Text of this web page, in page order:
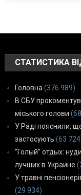
СТАТИСТИКА
Головна (376 989)
В СБУ
міського голови
У Раді пояснили, що
застосують (63
“Голый” отдых:
лучших в Украине
У травні
(29 934)